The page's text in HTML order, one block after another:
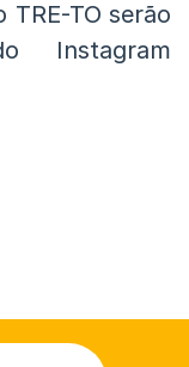
TO serão
Instagram